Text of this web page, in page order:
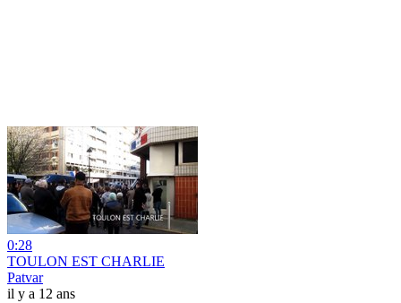
0:28
TOULON EST CHARLIE
Patvar
il y a 12 ans